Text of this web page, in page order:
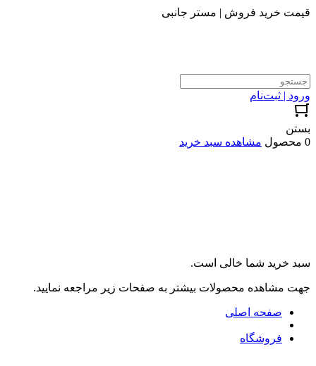
قیمت خرید فروش | مستر جانبی
ورود | ثبت‌نام
بستن
0 محصول
مشاهده سبد خرید
سبد خرید شما خالی است.
جهت مشاهده محصولات بیشتر به صفحات زیر مراجعه نمایید.
صفحه اصلی
فروشگاه